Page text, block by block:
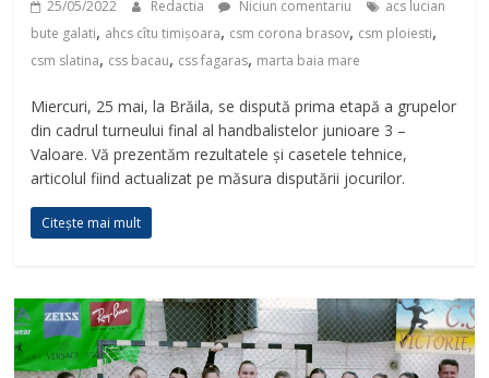
25/05/2022 Redactia Niciun comentariu
acs lucian
bute galati, ahcs cîtu timișoara, csm corona brasov, csm ploiesti,
csm slatina, css bacau, css fagaras, marta baia mare
Miercuri, 25 mai, la Brăila, se dispută prima etapă a grupelor
din cadrul turneului final al handbalistelor junioare 3 –
Valoare. Vă prezentăm rezultatele și casetele tehnice,
articolul fiind actualizat pe măsura disputării jocurilor.
Citește mai mult